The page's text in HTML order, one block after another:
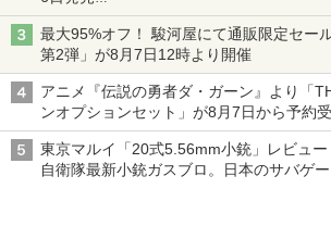
チューバ、テナサクなど5種各3色
最大95%オフ！ 駿河屋にて通販限定セー
第2弾」が8月7日12時より開催
アニメ『伝説の勇者ダ・ガーン』より「
ンオプションセット」が8月7日から予約受
東京マルイ「20式5.56mm小銃」レビュー
自衛隊最新小銃ガスブロ。日本のサバゲ